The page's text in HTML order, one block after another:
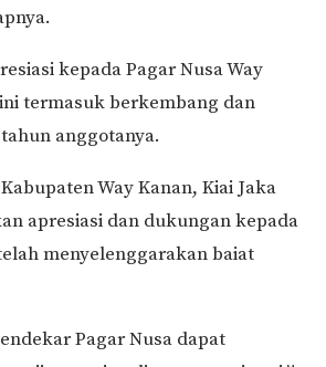
kepada Pagar Nusa Way
termasuk berkembang dan
anggotanya.
Way Kanan, Kiai Jaka
apresiasi dan dukungan kepada
menyelenggarakan baiat
Pagar Nusa dapat